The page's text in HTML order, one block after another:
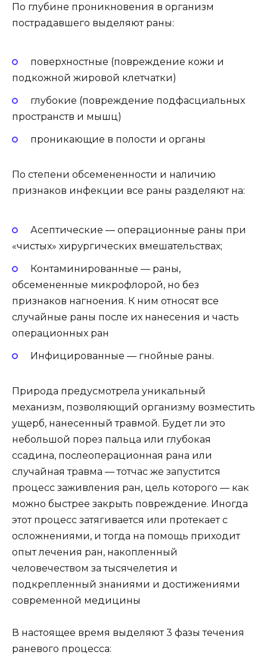
По глубине проникновения в организм
пострадавшего выделяют раны:
поверхностные (повреждение кожи и
подкожной жировой клетчатки)
глубокие (повреждение подфасциальных
пространств и мышц)
проникающие в полости и органы
По степени обсемененности и наличию
признаков инфекции все раны разделяют на:
Асептические — операционные раны при
«чистых» хирургических вмешательствах;
Контаминированные — раны,
обсемененные микрофлорой, но без
признаков нагноения. К ним относят все
случайные раны после их нанесения и часть
операционных ран
Инфицированные — гнойные раны.
Природа предусмотрела уникальный
механизм, позволяющий организму возместить
ущерб, нанесенный травмой. Будет ли это
небольшой порез пальца или глубокая
ссадина, послеоперационная рана или
случайная травма — тотчас же запустится
процесс заживления ран, цель которого — как
можно быстрее закрыть повреждение. Иногда
этот процесс затягивается или протекает с
осложнениями, и тогда на помощь приходит
опыт лечения ран, накопленный
человечеством за тысячелетия и
подкрепленный знаниями и достижениями
современной медицины
В настоящее время выделяют 3 фазы течения
раневого процесса: